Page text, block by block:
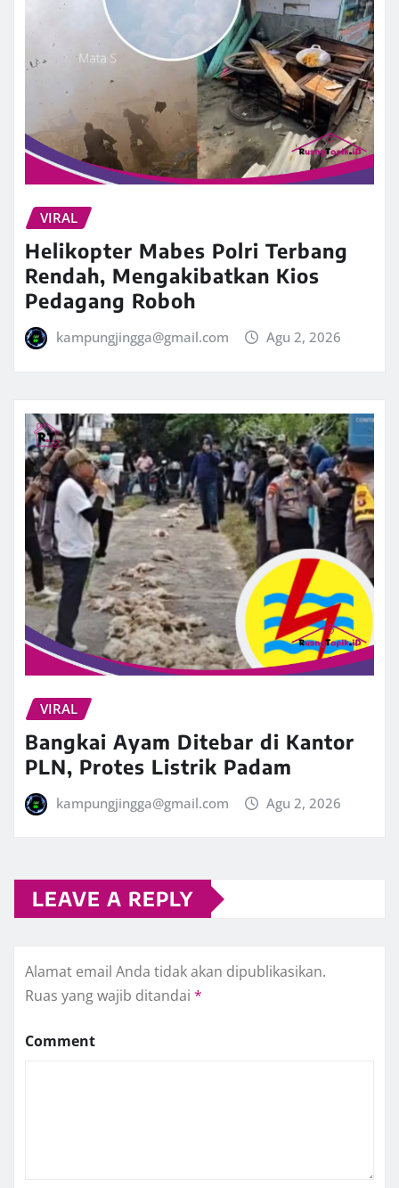
VIRAL
Helikopter Mabes Polri Terbang
Rendah, Mengakibatkan Kios
Pedagang Roboh
kampungjingga@gmail.com Agu 2, 2026
VIRAL
Bangkai Ayam Ditebar di Kantor
PLN, Protes Listrik Padam
kampungjingga@gmail.com Agu 2, 2026
LEAVE A REPLY
Alamat email Anda tidak akan dipublikasikan.
Ruas yang wajib ditandai *
Comment